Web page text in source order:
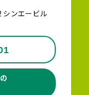
シンエービル